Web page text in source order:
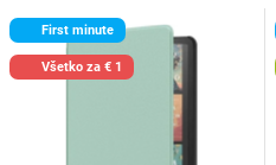
First minute
Všetko za € 1